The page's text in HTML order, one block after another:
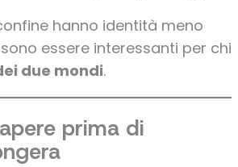
hanno identità meno
essere interessanti per chi
due mondi.
prima di